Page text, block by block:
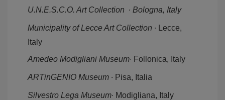
U.N.E.S.C.O. Art Collection ∙ Bologna, Italy
Municipality of Lecce Art Collection ∙ Lecce,
Italy
Amedeo Modigliani Museum∙ Follonica, Italy
ARTinGENIO Museum ∙ Pisa, Italia
Silvestro Lega Museum∙ Modigliana, Italy